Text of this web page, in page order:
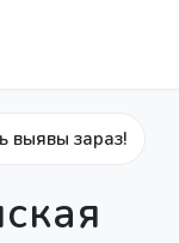
выявы зараз!